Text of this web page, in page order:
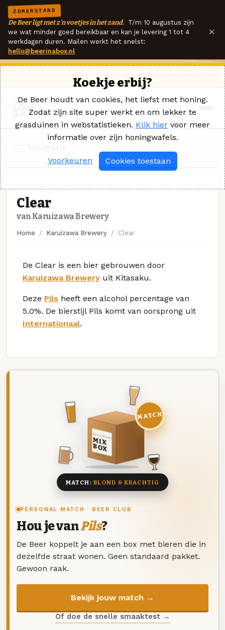
ZOMERSTAND
De Beer ligt met z'n voetjes in het zand. T/m 10 augustus zijn
we wat minder goed bereikbaar en kan je levering 1 tot 4
werkdagen duren. Mailen werkt het snelst:
hello@beerinabox.nl
×
Clear
van Karuizawa Brewery
Home Karuizawa Brewery Clear
De Clear is een bier gebrouwen door
Karuizawa Brewery uit Kitasaku.
Deze Pils heeft een alcohol percentage van
5.0%. De bierstijl Pils komt van oorsprong uit
Internationaal.
PERSONAL MATCH · BEER CLUB
Hou je vanPils?
De Beer koppelt je aan een box met bieren die in
dezelfde straat wonen. Geen standaard pakket.
Gewoon raak.
Bekijk jouw match →
Of doe de snelle smaaktest →
DEZE MAAND
MIX
BOX
8 BIEREN
MATCH
MATCH: BLOND & KRACHTIG
Koekje erbij?
De Beer houdt van cookies, het liefst met honing.
Zodat zijn site super werkt en om lekker te
grasduinen in webstatistieken. Klik hier voor meer
informatie over zijn honingwafels.
Voorkeuren Cookies toestaan